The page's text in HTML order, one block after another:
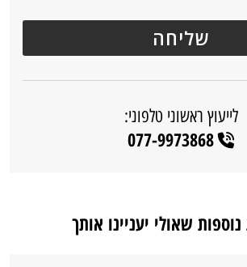
לייעוץ ראשוני טלפוני:
077-9973868
שאולי יעניינו אותך